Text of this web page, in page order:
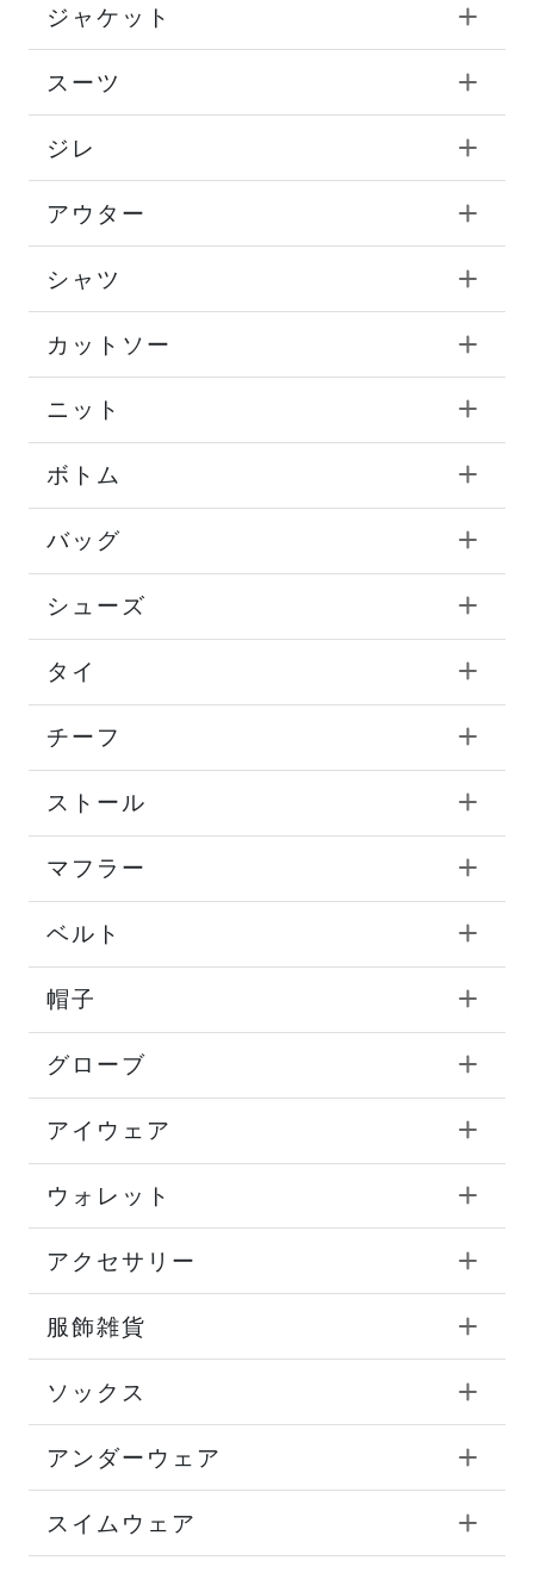
ジャケット
スーツ
ジレ
アウター
シャツ
カットソー
ニット
ボトム
バッグ
シューズ
タイ
チーフ
ストール
マフラー
ベルト
帽子
グローブ
アイウェア
ウォレット
アクセサリー
服飾雑貨
ソックス
アンダーウェア
スイムウェア